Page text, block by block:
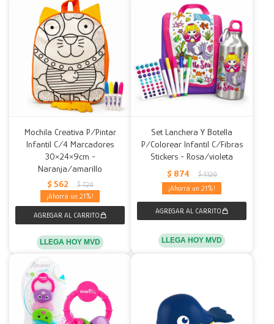
Mochila Creativa P/Pintar
Infantil C/4 Marcadores
30×24×9cm -
Naranja/amarillo
$ 562 $ 720
21
LLEGA HOY MVD
Set Lanchera Y Botella
P/Colorear Infantil C/Fibras
Stickers - Rosa/violeta
$ 874 $ 1.120
21
LLEGA HOY MVD